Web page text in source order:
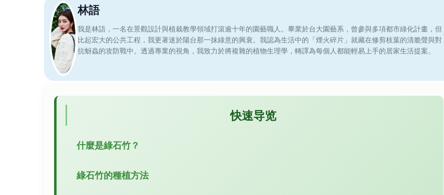
林語
我是林語，一名在景觀設計與植栽教學領域打滾逾十年的園藝職人。畢業於台大園藝系，曾參與多項都市綠化計畫，但
比起宏大的公共工程，我更著迷於陽台那一抹綠意的興衰。我認為生活中的「煙火碎片」就藏在修剪枝葉的清脆聲與對
抗蚜蟲的攻防戰中。透過專業的視角，我致力於將複雜的植物生理學，轉譯為每個人都能輕易上手的居家生活提案。
快速导览
什麼是綠石竹？
綠石竹的種植方法